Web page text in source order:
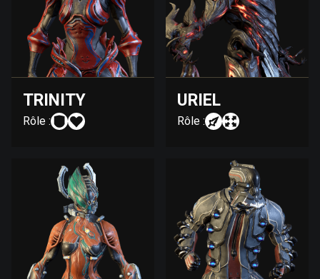
TRINITY
Rôle :
URIEL
Rôle :